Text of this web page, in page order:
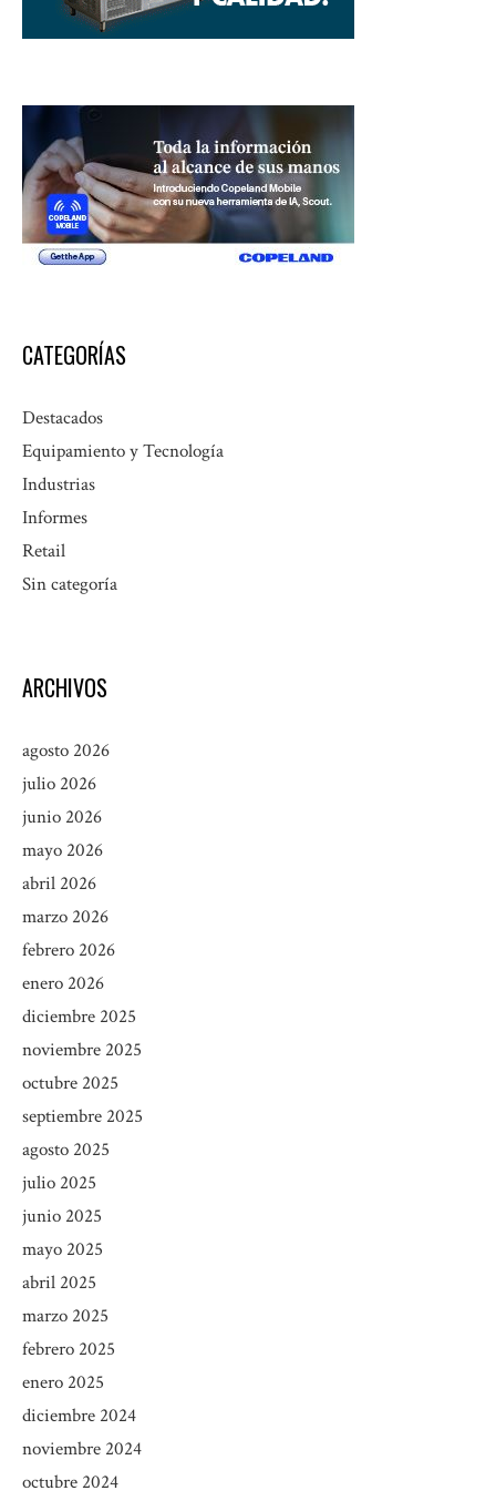
CATEGORÍAS
Destacados
Equipamiento y Tecnología
Industrias
Informes
Retail
Sin categoría
ARCHIVOS
agosto 2026
julio 2026
junio 2026
mayo 2026
abril 2026
marzo 2026
febrero 2026
enero 2026
diciembre 2025
noviembre 2025
octubre 2025
septiembre 2025
agosto 2025
julio 2025
junio 2025
mayo 2025
abril 2025
marzo 2025
febrero 2025
enero 2025
diciembre 2024
noviembre 2024
octubre 2024